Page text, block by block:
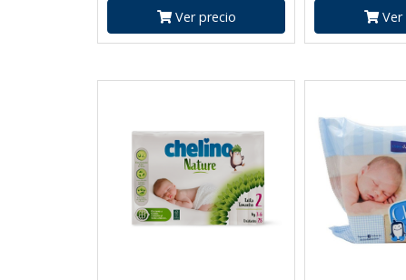
Ver precio Ver